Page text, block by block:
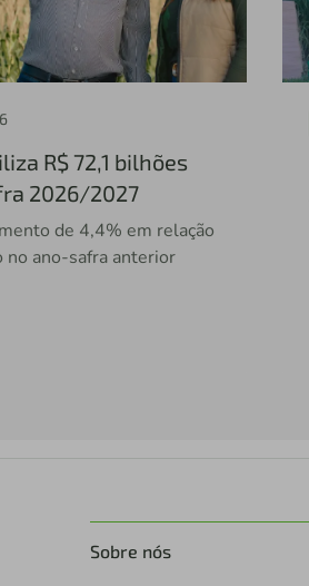
R$ 72,1 bilhões
2026/2027
de 4,4% em relação
no ano-safra anterior
Sobre nós